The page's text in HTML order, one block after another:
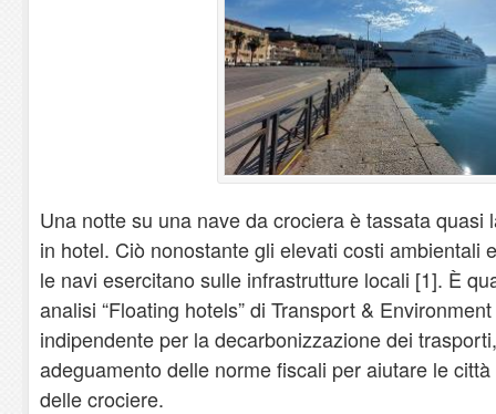
Una notte su una nave da crociera è tassata quasi
in hotel. Ciò nonostante gli elevati costi ambientali
le navi esercitano sulle infrastrutture locali [1]. È
analisi “Floating hotels” di Transport &
indipendente per la decarbonizzazione dei
adeguamento delle norme fiscali per aiutare le
delle crociere.